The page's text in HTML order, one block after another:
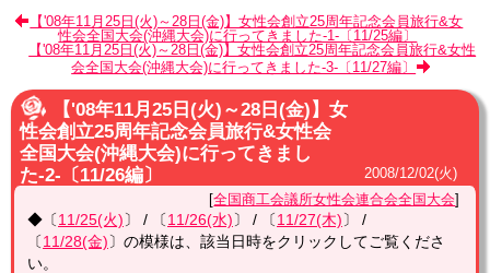
最近の記事
令和5年3月27日(月)『明治座』で観劇会を鑑賞しまし
2020年2月18日(土)、会員親睦交流事業を開催しまし
2019年9月5日(木)～6日(金)『第51回全国商工会議所
女性会連合会 鹿児島全国大会』に参加しました
2019年6月5日(水)、通常総会を開催しました
平成30年10月3日(水)全国商工会議所女性会連合会
「創立50周年記念式典・第50回岩手総会」に参加し
ました
月別の記事リスト
2023年 (1)
2023年05月 (1)
2020年 (1)
2020年02月 (1)
2019年 (2)
2019年09月 (1)
2019年06月 (1)
2018年 (2)
2018年10月 (1)
2018年06月 (1)
2017年 (3)
2017年12月 (1)
2017年10月 (1)
2017年06月 (1)
2016年 (4)
2016年11月 (1)
2016年06月 (1)
2016年03月 (1)
2016年01月 (1)
2015年 (1)
2015年06月 (1)
2013年 (1)
2013年07月 (1)
2012年 (1)
2012年07月 (1)
2011年 (1)
2011年03月 (1)
2010年 (2)
2010年11月 (1)
2010年06月 (1)
2009年 (2)
2009年12月 (1)
2009年06月 (1)
2008年 (5)
2008年12月 (4)
2008年02月 (1)
2006年 (6)
2006年10月 (1)
2006年08月 (1)
2006年07月 (2)
2006年06月 (1)
2006年02月 (1)
2005年 (5)
2005年12月 (1)
2005年09月 (1)
2005年08月 (1)
2005年04月 (1)
2005年02月 (1)
2004年 (6)
2004年12月 (1)
2004年09月 (1)
2004年07月 (2)
2004年06月 (1)
2004年02月 (1)
2003年 (4)
2003年10月 (1)
2003年09月 (1)
2003年06月 (1)
2003年03月 (1)
タグ
通常総会 (8)
視察研修 (11)
セミナー・講演会 (7)
お知らせ (1)
全国商工会議所女性会連合会全国大会 (8)
埼玉県商工会議所女性会連合会 (1)
埼玉県商工会議所女性会連合会通常総会 (4)
埼玉県商工会議所女性会連合会役員会 (1)
20周年記念講演会 (1)
その他 (2)
(none) (4)
【'08年11月25日(火)～28日(金)】女性会創立25周年記念会員旅行&女
性会全国大会(沖縄大会)に行ってきました-1-〔11/25編〕
【'08年11月25日(火)～28日(金)】女性会創立25周年記念会員旅行&女性
会全国大会(沖縄大会)に行ってきました-3-〔11/27編〕
2008/12/02(火)
【'08年11月25日(火)～28日(金)】女
性会創立25周年記念会員旅行&女性会
全国大会(沖縄大会)に行ってきまし
た-2-〔11/26編〕
全国商工会議所女性会連合会全国大会
◆〔11/25(火)〕 / 〔11/26(水)〕 / 〔11/27(木)〕 /
〔11/28(金)〕の模様は、該当日時をクリックしてご覧くださ
い。